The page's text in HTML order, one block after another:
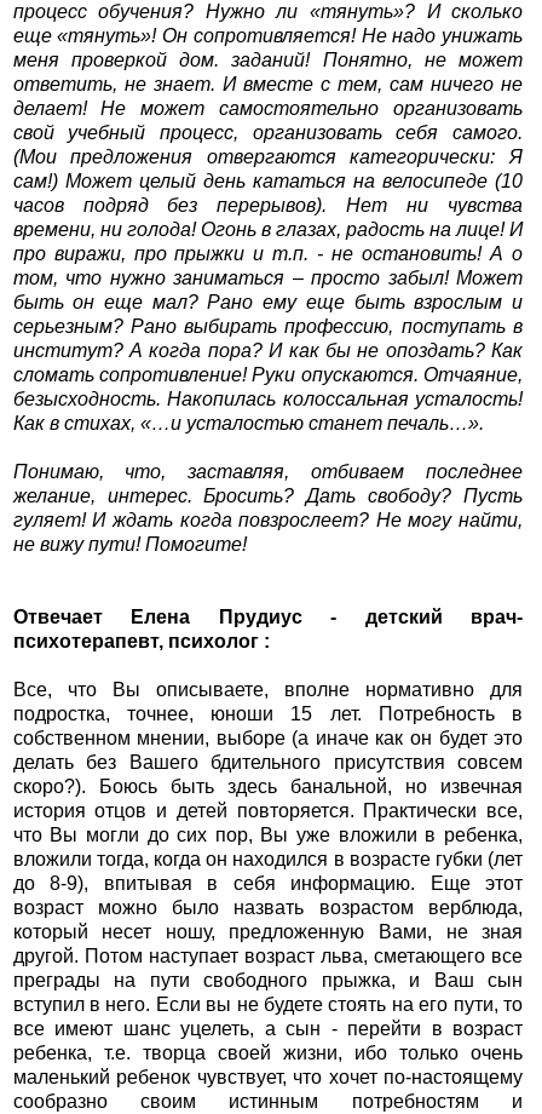
процесс обучения? Нужно ли «тянуть»? И сколько
еще «тянуть»! Он сопротивляется! Не надо унижать
меня проверкой дом. заданий! Понятно, не может
ответить, не знает. И вместе с тем, сам ничего не
делает! Не может самостоятельно организовать
свой учебный процесс, организовать себя самого.
(Мои предложения отвергаются категорически: Я
сам!) Может целый день кататься на велосипеде (10
часов подряд без перерывов). Нет ни чувства
времени, ни голода! Огонь в глазах, радость на лице! И
про виражи, про прыжки и т.п. - не остановить! А о
том, что нужно заниматься – просто забыл! Может
быть он еще мал? Рано ему еще быть взрослым и
серьезным? Рано выбирать профессию, поступать в
институт? А когда пора? И как бы не опоздать? Как
сломать сопротивление! Руки опускаются. Отчаяние,
безысходность. Накопилась колоссальная усталость!
Как в стихах, «…и усталостью станет печаль…».
Понимаю, что, заставляя, отбиваем последнее
желание, интерес. Бросить? Дать свободу? Пусть
гуляет! И ждать когда повзрослеет? Не могу найти,
не вижу пути! Помогите!
Отвечает Елена Прудиус - детский врач-
психотерапевт, психолог :
Все, что Вы описываете, вполне нормативно для
подростка, точнее, юноши 15 лет. Потребность в
собственном мнении, выборе (а иначе как он будет это
делать без Вашего бдительного присутствия совсем
скоро?). Боюсь быть здесь банальной, но извечная
история отцов и детей повторяется. Практически все,
что Вы могли до сих пор, Вы уже вложили в ребенка,
вложили тогда, когда он находился в возрасте губки (лет
до 8-9), впитывая в себя информацию. Еще этот
возраст можно было назвать возрастом верблюда,
который несет ношу, предложенную Вами, не зная
другой. Потом наступает возраст льва, сметающего все
преграды на пути свободного прыжка, и Ваш сын
вступил в него. Если вы не будете стоять на его пути, то
все имеют шанс уцелеть, а сын - перейти в возраст
ребенка, т.е. творца своей жизни, ибо только очень
маленький ребенок чувствует, что хочет по-настоящему
сообразно своим истинным потребностям и